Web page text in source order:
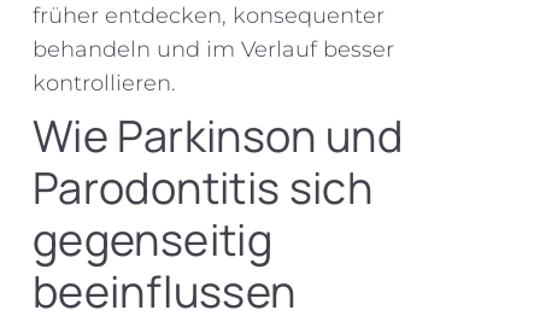
früher entdecken, konsequenter
behandeln und im Verlauf besser
kontrollieren.
Wie Parkinson und
Parodontitis sich
gegenseitig
beeinflussen